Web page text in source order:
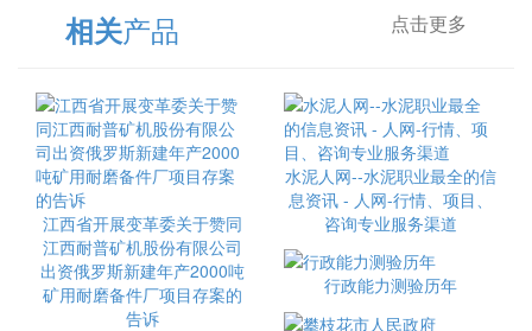
相关产品 点击更多
江西省开展变革委关于赞同
江西耐普矿机股份有限公司
出资俄罗斯新建年产2000吨
矿用耐磨备件厂项目存案的
告诉
水泥人网--水泥职业最全的信
息资讯 - 人网-行情、项目、
咨询专业服务渠道
行政能力测验历年